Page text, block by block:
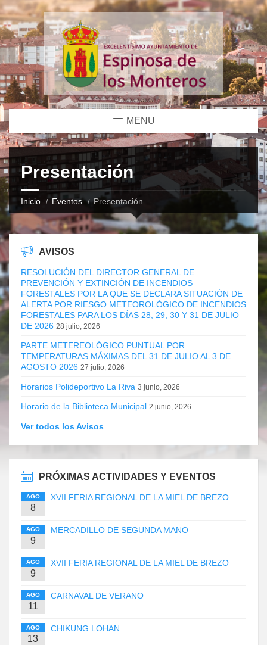
MENU
Presentación
Inicio Eventos Presentación
AVISOS
RESOLUCIÓN DEL DIRECTOR GENERAL DE
PREVENCIÓN Y EXTINCIÓN DE INCENDIOS
FORESTALES POR LA QUE SE DECLARA SITUACIÓN DE
ALERTA POR RIESGO METEOROLÓGICO DE INCENDIOS
FORESTALES PARA LOS DÍAS 28, 29, 30 Y 31 DE JULIO
DE 2026 28 julio, 2026
PARTE METEREOLÓGICO PUNTUAL POR
TEMPERATURAS MÁXIMAS DEL 31 DE JULIO AL 3 DE
AGOSTO 2026 27 julio, 2026
Horarios Polideportivo La Riva 3 junio, 2026
Horario de la Biblioteca Municipal 2 junio, 2026
Ver todos los Avisos
PRÓXIMAS ACTIVIDADES Y EVENTOS
AGO
8
XVII FERIA REGIONAL DE LA MIEL DE BREZO
AGO
9
MERCADILLO DE SEGUNDA MANO
AGO
9
XVII FERIA REGIONAL DE LA MIEL DE BREZO
AGO
11
CARNAVAL DE VERANO
AGO
13
CHIKUNG LOHAN